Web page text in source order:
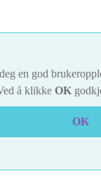
en god
å klikke OK
OK